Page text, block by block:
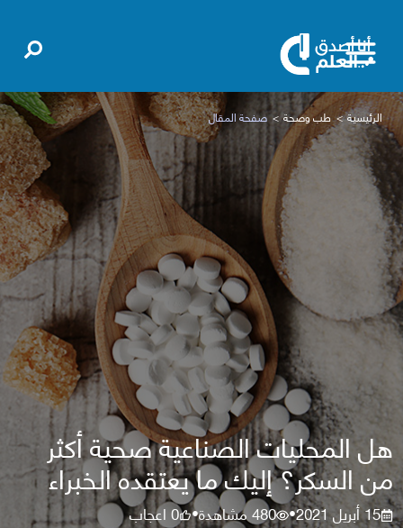
الرئيسية طب وصحة صفحة المقال
هل المحليات الصناعية صحية أكثر
من السكر؟ إليك ما يعتقده الخبراء
15 أبريل 2021 •
480مشاهدة•
0اعجاب